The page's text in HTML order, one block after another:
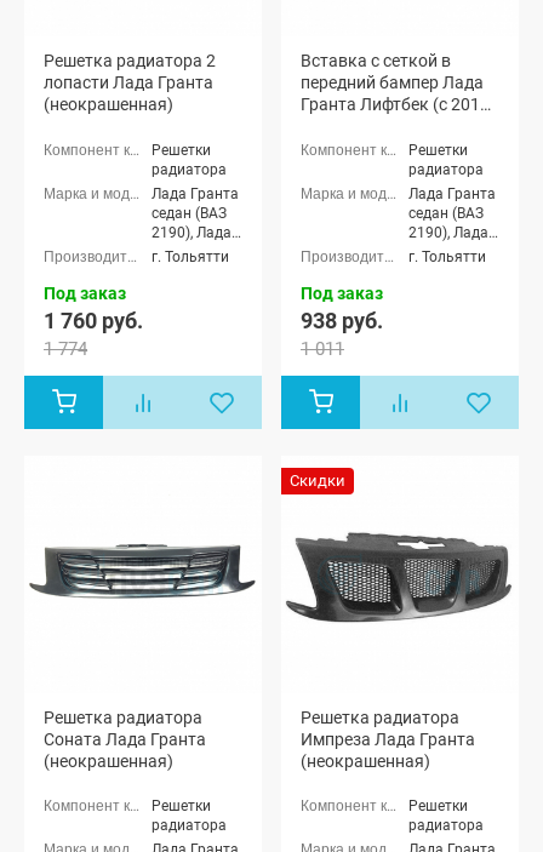
Решетка радиатора 2
лопасти Лада Гранта
(неокрашенная)
Решетки
радиатора
Лада Гранта
седан (ВАЗ
2190), Лада
Гранта
г. Тольятти
Под заказ
1 760 руб.
1 774
Вставка с сеткой в
передний бампер Лада
Гранта Лифтбек (с 2014
(неокрашенная)Решетки
радиатора
Лада Гранта
седан (ВАЗ
2190), Лада
Гранта
г. Тольятти
Под заказ
938 руб.
1 011
Решетка радиатора
Соната Лада Гранта
(неокрашенная)
Решетки
радиатора
Скидки
Решетка радиатора
Импреза Лада Гранта
(неокрашенная)
Решетки
радиатора